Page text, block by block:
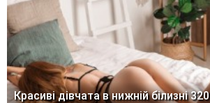
Красиві дівчата в нижній білизні